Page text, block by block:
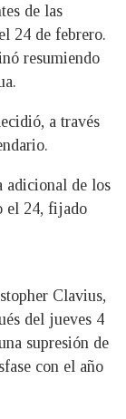
de las
24 de febrero.
resumiendo
a través
adicional de los
el 24, fijado
Clavius,
del jueves 4
supresión de
con el año